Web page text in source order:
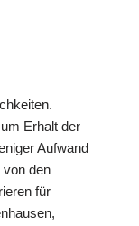
Erhalt der
Aufwand
den
für